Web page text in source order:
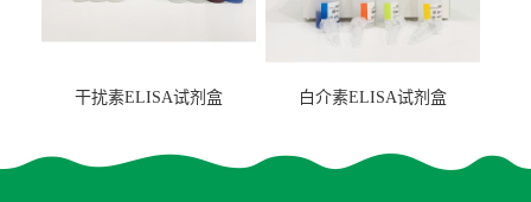
干扰素ELISA试剂盒 白介素ELISA试剂盒